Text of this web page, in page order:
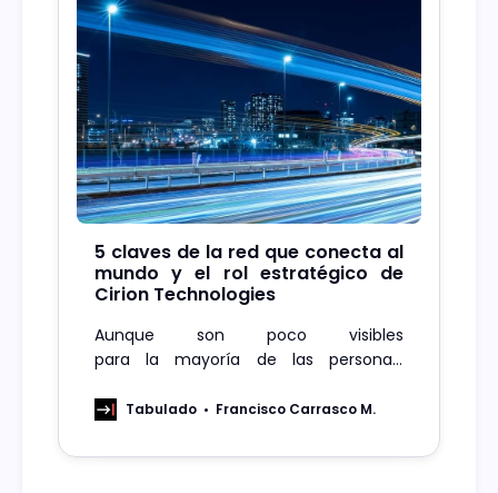
5 claves de la red que conecta al
mundo y el rol estratégico de
Cirion Technologies
Aunque son poco visibles
para la mayoría de las personas,
óptica instalados en el fondo del
tráfico digital del
Tabulado Francisco Carrasco M.